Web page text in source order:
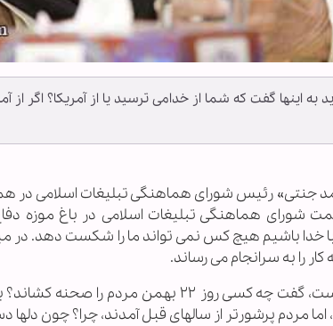
اینها گفت که شما از خدامی ترسید یا از آمریکا؟ اگر از
جنتی» رئیس شورای هماهنگی تبلیغات اسلامی در
شورای هماهنگی تبلیغات اسلامی در باغ موزه
خدا باشیم هیچ کس نمی تواند ما را شکست دهد.
را به سرانجام می رساند.
آیت الله جنتی با تاکید بر اینکه دلها به دست خداست، گفت چه کسی
مردم پرشورتر از سالهای قبل آمدند، چرا؟ چون